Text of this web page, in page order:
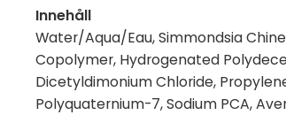
Innehåll
Water/Aqua/Eau, Simmondsia
Copolymer, Hydrogenated
Dicetyldimonium Chloride,
Polyquaternium-7, Sodium PCA,